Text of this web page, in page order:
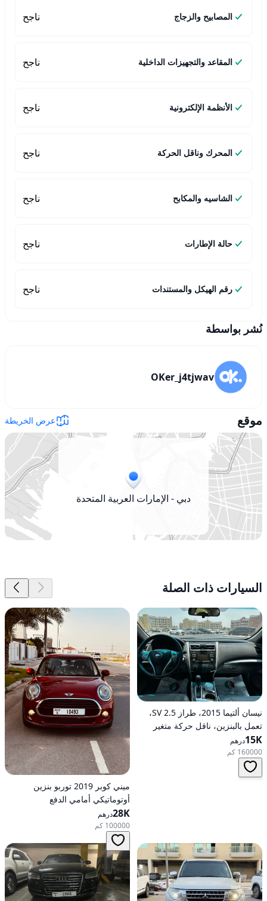
المصابيح والزجاج ناجح
المقاعد والتجهيزات الداخلية ناجح
الأنظمة الإلكترونية ناجح
المحرك وناقل الحركة ناجح
الشاسيه والمكابح ناجح
حالة الإطارات ناجح
رقم الهيكل والمستندات ناجح
نُشر بواسطة
OKer_j4tjwav
موقع عرض الخريطة
دبي - الإمارات العربية المتحدة
السيارات ذات الصلة
نيسان ألتيما 2015، طراز 2.5 SV،
تعمل بالبنزين، ناقل حركة متغير
مستمر (CVT)، دفع أمامي
15Kدرهم
160000 كم
ميني كوبر 2019 توربو بنزين
أوتوماتيكي أمامي الدفع
28Kدرهم
100000 كم